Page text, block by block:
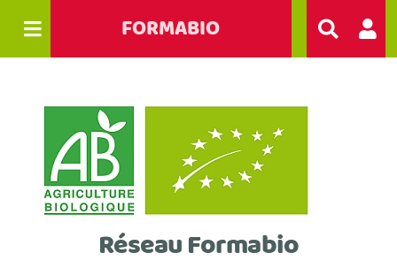
FORMABIO
Réseau Formabio